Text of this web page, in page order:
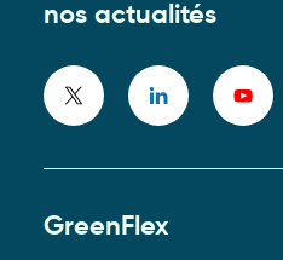
nos actualités
GreenFlex